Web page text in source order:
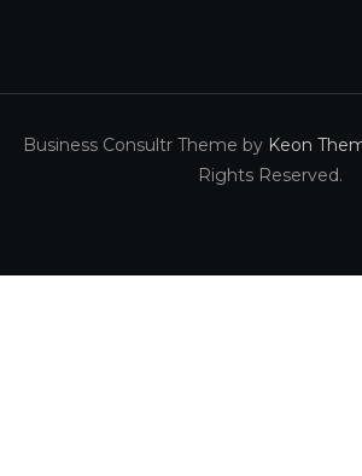
Business Consultr Theme by Keon
Rights Reserved.